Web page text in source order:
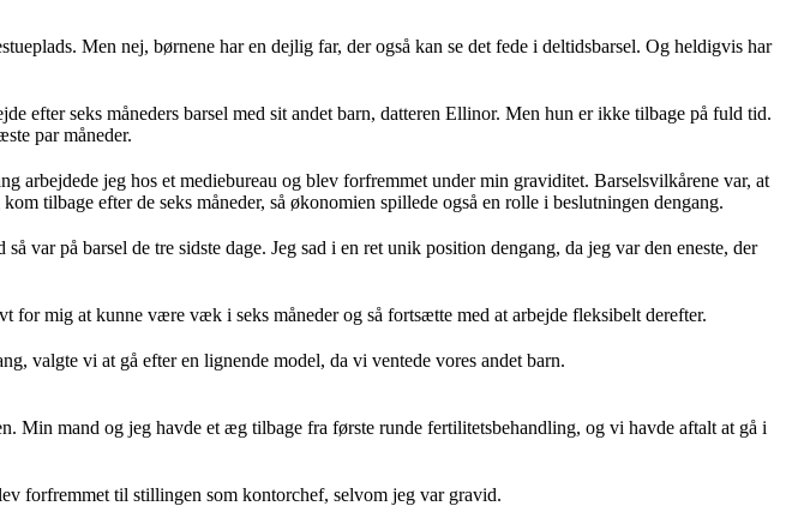
Men nej, børnene har en dejlig far, der også kan se det fede i deltidsbarsel. Og heldigvis har
efter seks måneders barsel med sit andet barn, datteren Ellinor. Men hun er ikke tilbage på fuld tid.
par måneder.
arbejdede jeg hos et mediebureau og blev forfremmet under min graviditet. Barselsvilkårene var, at
tilbage efter de seks måneder, så økonomien spillede også en rolle i beslutningen dengang.
var på barsel de tre sidste dage. Jeg sad i en ret unik position dengang, da jeg var den eneste, der
mig at kunne være væk i seks måneder og så fortsætte med at arbejde fleksibelt derefter.
valgte vi at gå efter en lignende model, da vi ventede vores andet barn.
mand og jeg havde et æg tilbage fra første runde fertilitetsbehandling, og vi havde aftalt at gå i
forfremmet til stillingen som kontorchef, selvom jeg var gravid.